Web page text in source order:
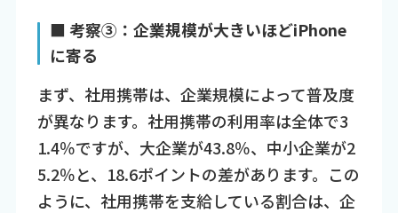
■ 考察③：企業規模が大きいほどiPhone
に寄る
まず、社用携帯は、企業規模によって普及度
が異なります。社用携帯の利用率は全体で3
1.4％ですが、大企業が43.8％、中小企業が2
5.2％と、18.6ポイントの差があります。この
ように、社用携帯を支給している割合は、企